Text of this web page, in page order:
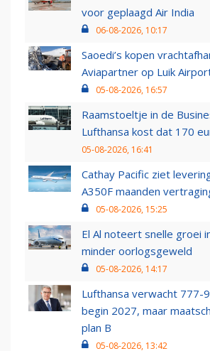
voor geplaagd Air India
06-08-2026, 10:17
Saoedi’s kopen
Aviapartner op Luik
05-08-2026, 16:57
Raamstoeltje in de
Lufthansa kost dat 170
05-08-2026, 16:41
Cathay Pacific ziet
A350F maanden
05-08-2026, 15:25
El Al noteert snelle groei
minder oorlogsgeweld
05-08-2026, 14:17
Lufthansa verwacht 777-
begin 2027, maar
plan B
05-08-2026, 13:42